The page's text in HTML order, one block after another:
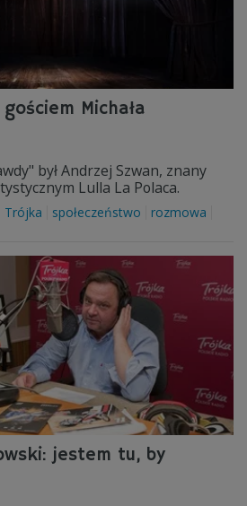
Michała
był Andrzej Szwan, znany
Lulla La Polaca.
Trójka społeczeństwo
rozmowa
jestem tu, by